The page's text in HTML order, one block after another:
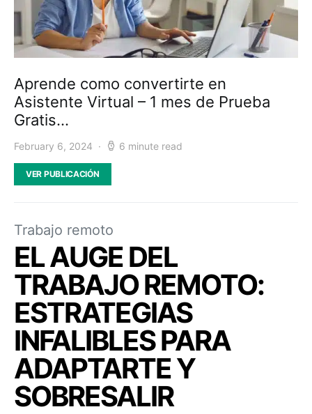
Aprende como convertirte en
Asistente Virtual – 1 mes de Prueba
Gratis…
February 6, 2024 6 minute read
VER PUBLICACIÓN
Trabajo remoto
EL AUGE DEL
TRABAJO REMOTO:
ESTRATEGIAS
INFALIBLES PARA
ADAPTARTE Y
SOBRESALIR